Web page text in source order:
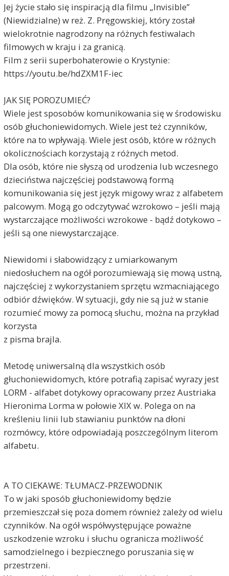
Jej życie stało się inspiracją dla filmu „Invisible”
(Niewidzialne) w reż. Z. Pręgowskiej, który został
wielokrotnie nagrodzony na różnych festiwalach
filmowych w kraju i za granicą.
Film z serii superbohaterowie o Krystynie:
https://youtu.be/hdZXM1F-iec
JAK SIĘ POROZUMIEĆ?
Wiele jest sposobów komunikowania się w środowisku
osób głuchoniewidomych. Wiele jest też czynników,
które na to wpływają. Wiele jest osób, które w różnych
okolicznościach korzystają z różnych metod.
Dla osób, które nie słyszą od urodzenia lub wczesnego
dzieciństwa najczęściej podstawową formą
komunikowania się jest język migowy wraz z alfabetem
palcowym. Mogą go odczytywać wzrokowo – jeśli mają
wystarczające możliwości wzrokowe - bądź dotykowo –
jeśli są one niewystarczające.
Niewidomi i słabowidzący z umiarkowanym
niedosłuchem na ogół porozumiewają się mową ustną,
najczęściej z wykorzystaniem sprzętu wzmacniającego
odbiór dźwięków. W sytuacji, gdy nie są już w stanie
rozumieć mowy za pomocą słuchu, można na przykład
korzysta
z pisma brajla.
Metodę uniwersalną dla wszystkich osób
głuchoniewidomych, które potrafią zapisać wyrazy jest
LORM - alfabet dotykowy opracowany przez Austriaka
Hieronima Lorma w połowie XIX w. Polega on na
kreśleniu linii lub stawianiu punktów na dłoni
rozmówcy, które odpowiadają poszczególnym literom
alfabetu.
A TO CIEKAWE: TŁUMACZ-PRZEWODNIK
To w jaki sposób głuchoniewidomy będzie
przemieszczał się poza domem również zależy od wielu
czynników. Na ogół współwystępujące poważne
uszkodzenie wzroku i słuchu ogranicza możliwość
samodzielnego i bezpiecznego poruszania się w
przestrzeni.